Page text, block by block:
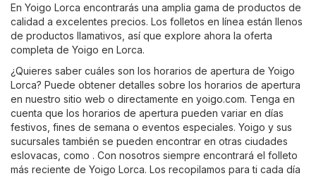
En Yoigo Lorca encontrarás una amplia gama de productos de
calidad a excelentes precios. Los folletos en línea están llenos
de productos llamativos, así que explore ahora la oferta
completa de Yoigo en Lorca.
¿Quieres saber cuáles son los horarios de apertura de Yoigo
Lorca? Puede obtener detalles sobre los horarios de apertura
en nuestro sitio web o directamente en yoigo.com. Tenga en
cuenta que los horarios de apertura pueden variar en días
festivos, fines de semana o eventos especiales. Yoigo y sus
sucursales también se pueden encontrar en otras ciudades
eslovacas, como . Con nosotros siempre encontrará el folleto
más reciente de Yoigo Lorca. Los recopilamos para ti cada día